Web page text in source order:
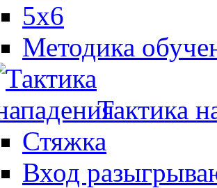
5x6
Методика
Тактика
Стяжка
Вход